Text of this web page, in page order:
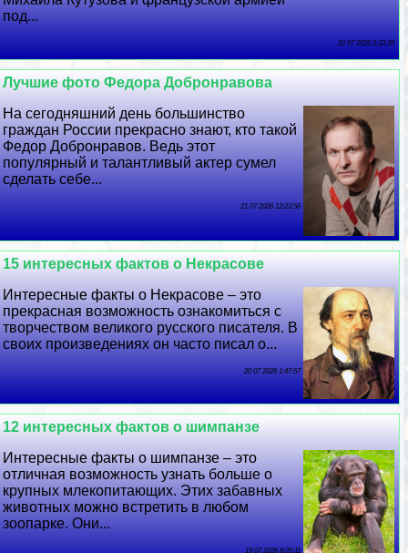
под...
22 07 2026 2:33:20
Лучшие фото Федора Добронравова
На сегодняшний день большинство
граждан России прекрасно знают, кто такой
Федор Добронравов. Ведь этот
популярный и талантливый актер сумел
сделать себе...
21 07 2026 12:23:56
15 интересных фактов о Некрасове
Интересные факты о Некрасове – это
прекрасная возможность ознакомиться с
творчеством великого русского писателя. В
своих произведениях он часто писал о...
20 07 2026 1:47:57
12 интересных фактов о шимпанзе
Интересные факты о шимпанзе – это
отличная возможность узнать больше о
крупных млекопитающих. Этих забавных
животных можно встретить в любом
зоопарке. Они...
19 07 2026 8:35:11